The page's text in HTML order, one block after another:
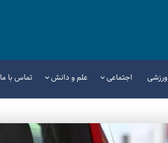
ورزشی اجتماعی علم و دانش تماس با ما